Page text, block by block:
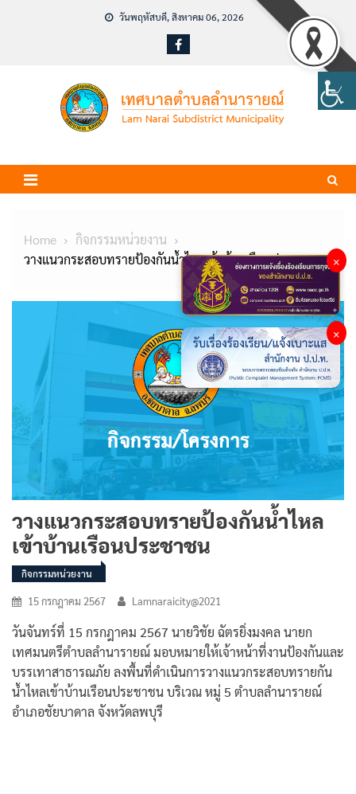
วันพฤหัสบดี, สิงหาคม 06, 2026
Home
กิจกรรมหน่วยงาน
วางแนวกระสอบทรายป้องกันน้ำไหลเข้าบ้านเรือนประชาชน
วางแนวกระสอบทรายป้องกันน้ำไหล
เข้าบ้านเรือนประชาชน
กิจกรรมหน่วยงาน
15 กรกฎาคม 2567 Lamnaraicity@2021
วันจันทร์ที่ 15 กรกฎาคม 2567 นายวิชัย ฉัตรยิ่งมงคล นายก
เทศมนตรีตำบลลำนารายณ์ มอบหมายให้เจ้าหน้าที่งานป้องกันและ
บรรเทาสาธารณภัย ลงพื้นที่ดำเนินการวางแนวกระสอบทรายกัน
น้ำไหลเข้าบ้านเรือนประชาชน บริเวณ หมู่ 5 ตำบลลำนารายณ์
อำเภอชัยบาดาล จังหวัดลพบุรี
×
×